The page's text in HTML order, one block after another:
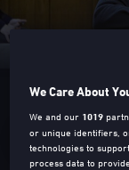
L'ÎLE DES
We Care About
We and our 1019
or unique identifiers,
technologies to
process data to